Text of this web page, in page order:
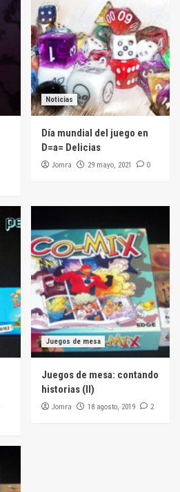
Noticias
Día mundial del juego en
D=a= Delicias
Jomra 29 mayo, 2021 0
Juegos de mesa
Juegos de mesa: contando
historias (II)
Jomra 18 agosto, 2019 2